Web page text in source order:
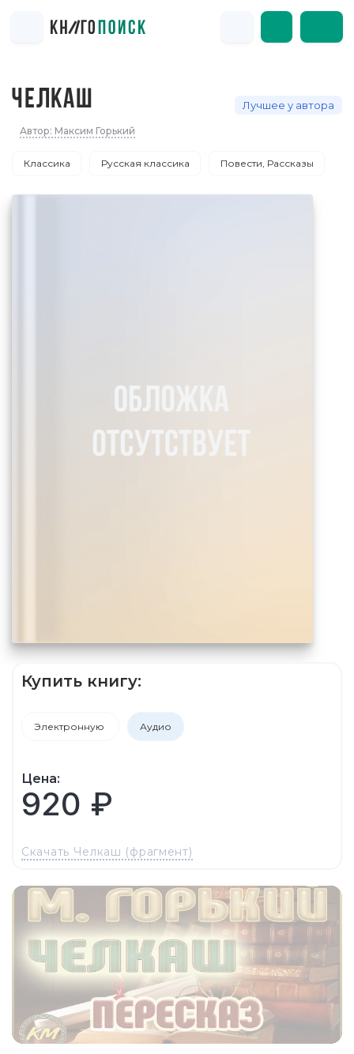
ЧЕЛКАШ Лучшее у автора
Автор: Максим Горький
Классика Русская классика Повести, Рассказы
Купить книгу:
Электронную Аудио
Цена:
920 ₽
Скачать Челкаш (фрагмент)